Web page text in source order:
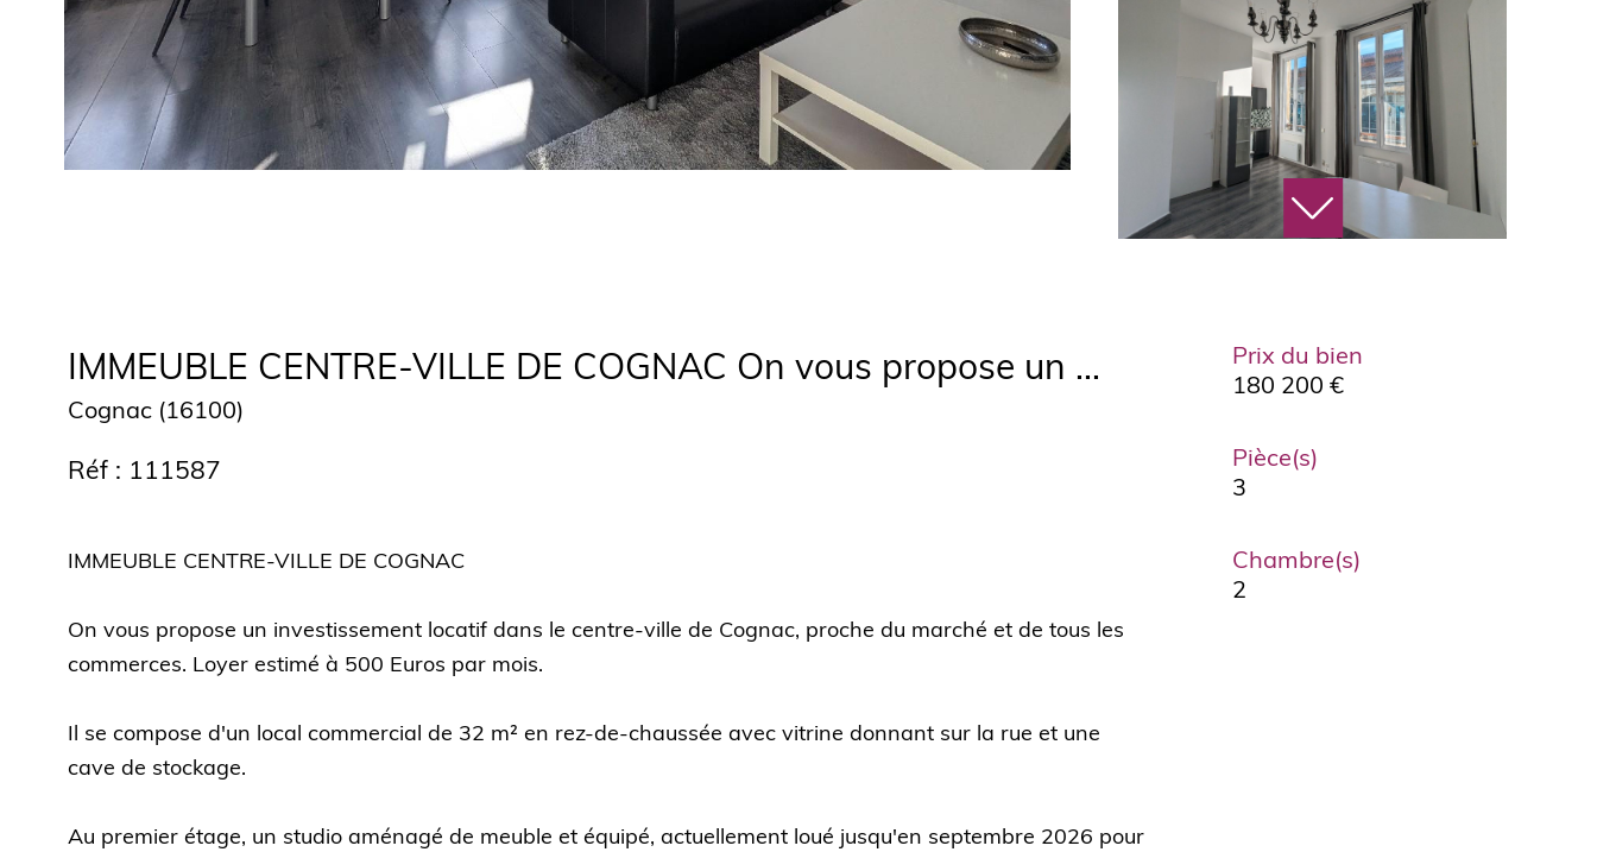
IMMEUBLE CENTRE-VILLE DE COGNAC On vous propose un ...
Cognac (16100)
Réf : 111587
IMMEUBLE CENTRE-VILLE DE COGNAC
On vous propose un investissement locatif dans le centre-ville de Cognac, proche du marché et de tous les
commerces. Loyer estimé à 500 Euros par mois.
Il se compose d'un local commercial de 32 m² en rez-de-chaussée avec vitrine donnant sur la rue et une
cave de stockage.
Au premier étage, un studio aménagé de meuble et équipé, actuellement loué jusqu'en septembre 2026 pour
Prix du bien
180 200 €
Pièce(s)
3
Chambre(s)
2